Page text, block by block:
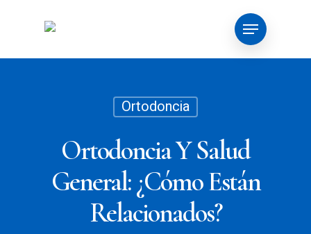
main
Menu
Ortodoncia
Ortodoncia Y Salud
General: ¿Cómo Están
Relacionados?